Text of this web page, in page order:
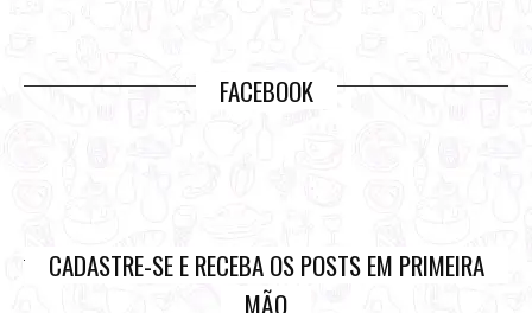
FACEBOOK
CADASTRE-SE E RECEBA OS POSTS EM PRIMEIRA
MÃO